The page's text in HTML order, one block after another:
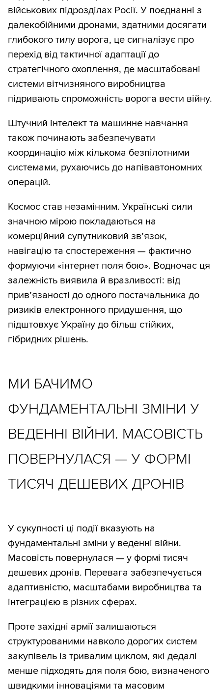
військових підрозділах Росії. У поєднанні з
далекобійними дронами, здатними досягати
глибокого тилу ворога, це сигналізує про
перехід від тактичної адаптації до
стратегічного охоплення, де масштабовані
системи вітчизняного виробництва
підривають спроможність ворога вести війну.
Штучний інтелект та машинне навчання
також починають забезпечувати
координацію між кількома безпілотними
системами, рухаючись до напівавтономних
операцій.
Космос став незамінним. Українські сили
значною мірою покладаються на
комерційний супутниковий зв’язок,
навігацію та спостереження — фактично
формуючи «інтернет поля бою». Водночас ця
залежність виявила й вразливості: від
прив’язаності до одного постачальника до
ризиків електронного придушення, що
підштовхує Україну до більш стійких,
гібридних рішень.
МИ БАЧИМО
ФУНДАМЕНТАЛЬНІ ЗМІНИ У
ВЕДЕННІ ВІЙНИ. МАСОВІСТЬ
ПОВЕРНУЛАСЯ — У ФОРМІ
ТИСЯЧ ДЕШЕВИХ ДРОНІВ
У сукупності ці події вказують на
фундаментальні зміни у веденні війни.
Масовість повернулася — у формі тисяч
дешевих дронів. Перевага забезпечується
адаптивністю, масштабами виробництва та
інтеграцією в різних сферах.
Проте західні армії залишаються
структурованими навколо дорогих систем
закупівель із тривалим циклом, які дедалі
менше підходять для поля бою, визначеного
швидкими інноваціями та масовим